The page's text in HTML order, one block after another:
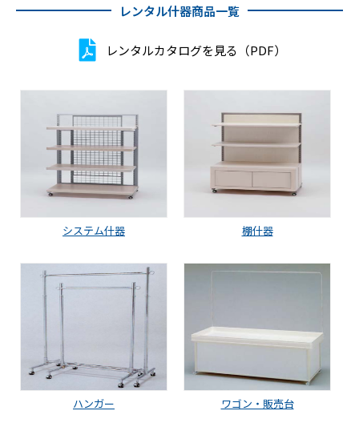
レンタル什器商品一覧
レンタルカタログを見る（PDF）
システム什器 棚什器
ハンガー ワゴン・販売台